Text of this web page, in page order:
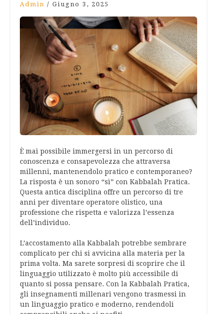
Admin / Giugno 3, 2025
È mai possibile immergersi in un percorso di
conoscenza e consapevolezza che attraversa
millenni, mantenendolo pratico e contemporaneo?
La risposta è un sonoro “sì” con Kabbalah Pratica.
Questa antica disciplina offre un percorso di tre
anni per diventare operatore olistico, una
professione che rispetta e valorizza l’essenza
dell’individuo.
L’accostamento alla Kabbalah potrebbe sembrare
complicato per chi si avvicina alla materia per la
prima volta. Ma sarete sorpresi di scoprire che il
linguaggio utilizzato è molto più accessibile di
quanto si possa pensare. Con la Kabbalah Pratica,
gli insegnamenti millenari vengono trasmessi in
un linguaggio pratico e moderno, rendendoli